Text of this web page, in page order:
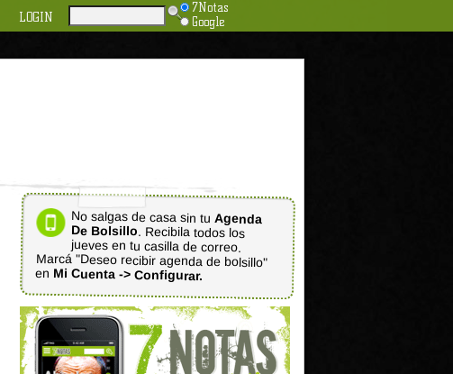
LOGIN
7Notas
Google
No salgas de casa sin tu Agenda
De Bolsillo. Recibila todos los
jueves en tu casilla de correo.
Marcá "Deseo recibir agenda de bolsillo"
en Mi Cuenta -> Configurar.